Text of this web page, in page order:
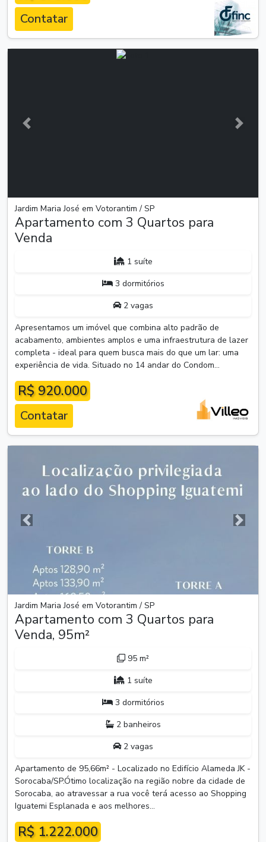
Contatar
Anterior
Jardim Maria José em Votorantim / SP
Apartamento com 3 Quartos para
Venda
1 suíte
3 dormitórios
2 vagas
Apresentamos um imóvel que combina alto padrão de
acabamento, ambientes amplos e uma infraestrutura de lazer
completa - ideal para quem busca mais do que um lar: uma
experiência de vida. Situado no 14 andar do Condom...
R$ 920.000
Contatar
Anterior
Jardim Maria José em Votorantim / SP
Apartamento com 3 Quartos para
Venda, 95m²
95 m²
1 suíte
3 dormitórios
2 banheiros
2 vagas
Apartamento de 95,66m² - Localizado no Edifício Alameda JK -
Sorocaba/SP.Ótimo localização na região nobre da cidade de
Sorocaba, ao atravessar a rua você terá acesso ao Shopping
Iguatemi Esplanada e aos melhores...
R$ 1.222.000